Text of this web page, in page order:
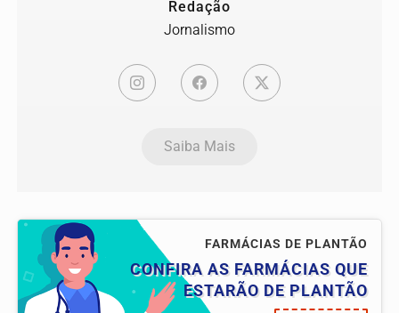
Redação
Jornalismo
Saiba Mais
FARMÁCIAS DE PLANTÃO
CONFIRA AS FARMÁCIAS QUE
ESTARÃO DE PLANTÃO